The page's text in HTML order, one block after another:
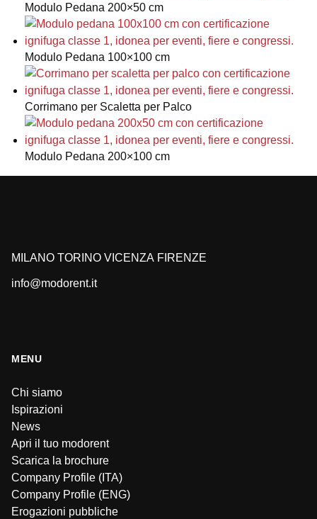
Modulo Pedana 200×50 cm
Modulo Pedana 100×100 cm
Corrimano per Scaletta per Palco
Modulo Pedana 200×100 cm
MILANO TORINO VICENZA FIRENZE
info@modorent.it
MENU
Chi siamo
Ispirazioni
News
Apri il tuo modorent
Scarica la brochure
Company Profile (ITA)
Company Profile (ENG)
Erogazioni pubbliche